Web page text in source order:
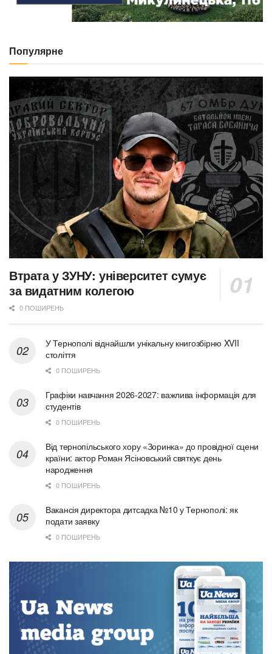
Популярне
Втрата у ЗУНУ: університет сумує
за видатним колегою
0 ПОШИРЕНЬ
У Тернополі віднайшли унікальну книгозбірню XVII
століття
0 ПОШИРЕНЬ
Графіки навчання 2026-2027: важлива інформація для
студентів
0 ПОШИРЕНЬ
Від тернопільського хору «Зоринка» до провідної сцени
країни: актор Роман Ясіновський святкує день
народження
0 ПОШИРЕНЬ
Вакансія директора дитсадка №10 у Тернополі: як
подати заявку
0 ПОШИРЕНЬ